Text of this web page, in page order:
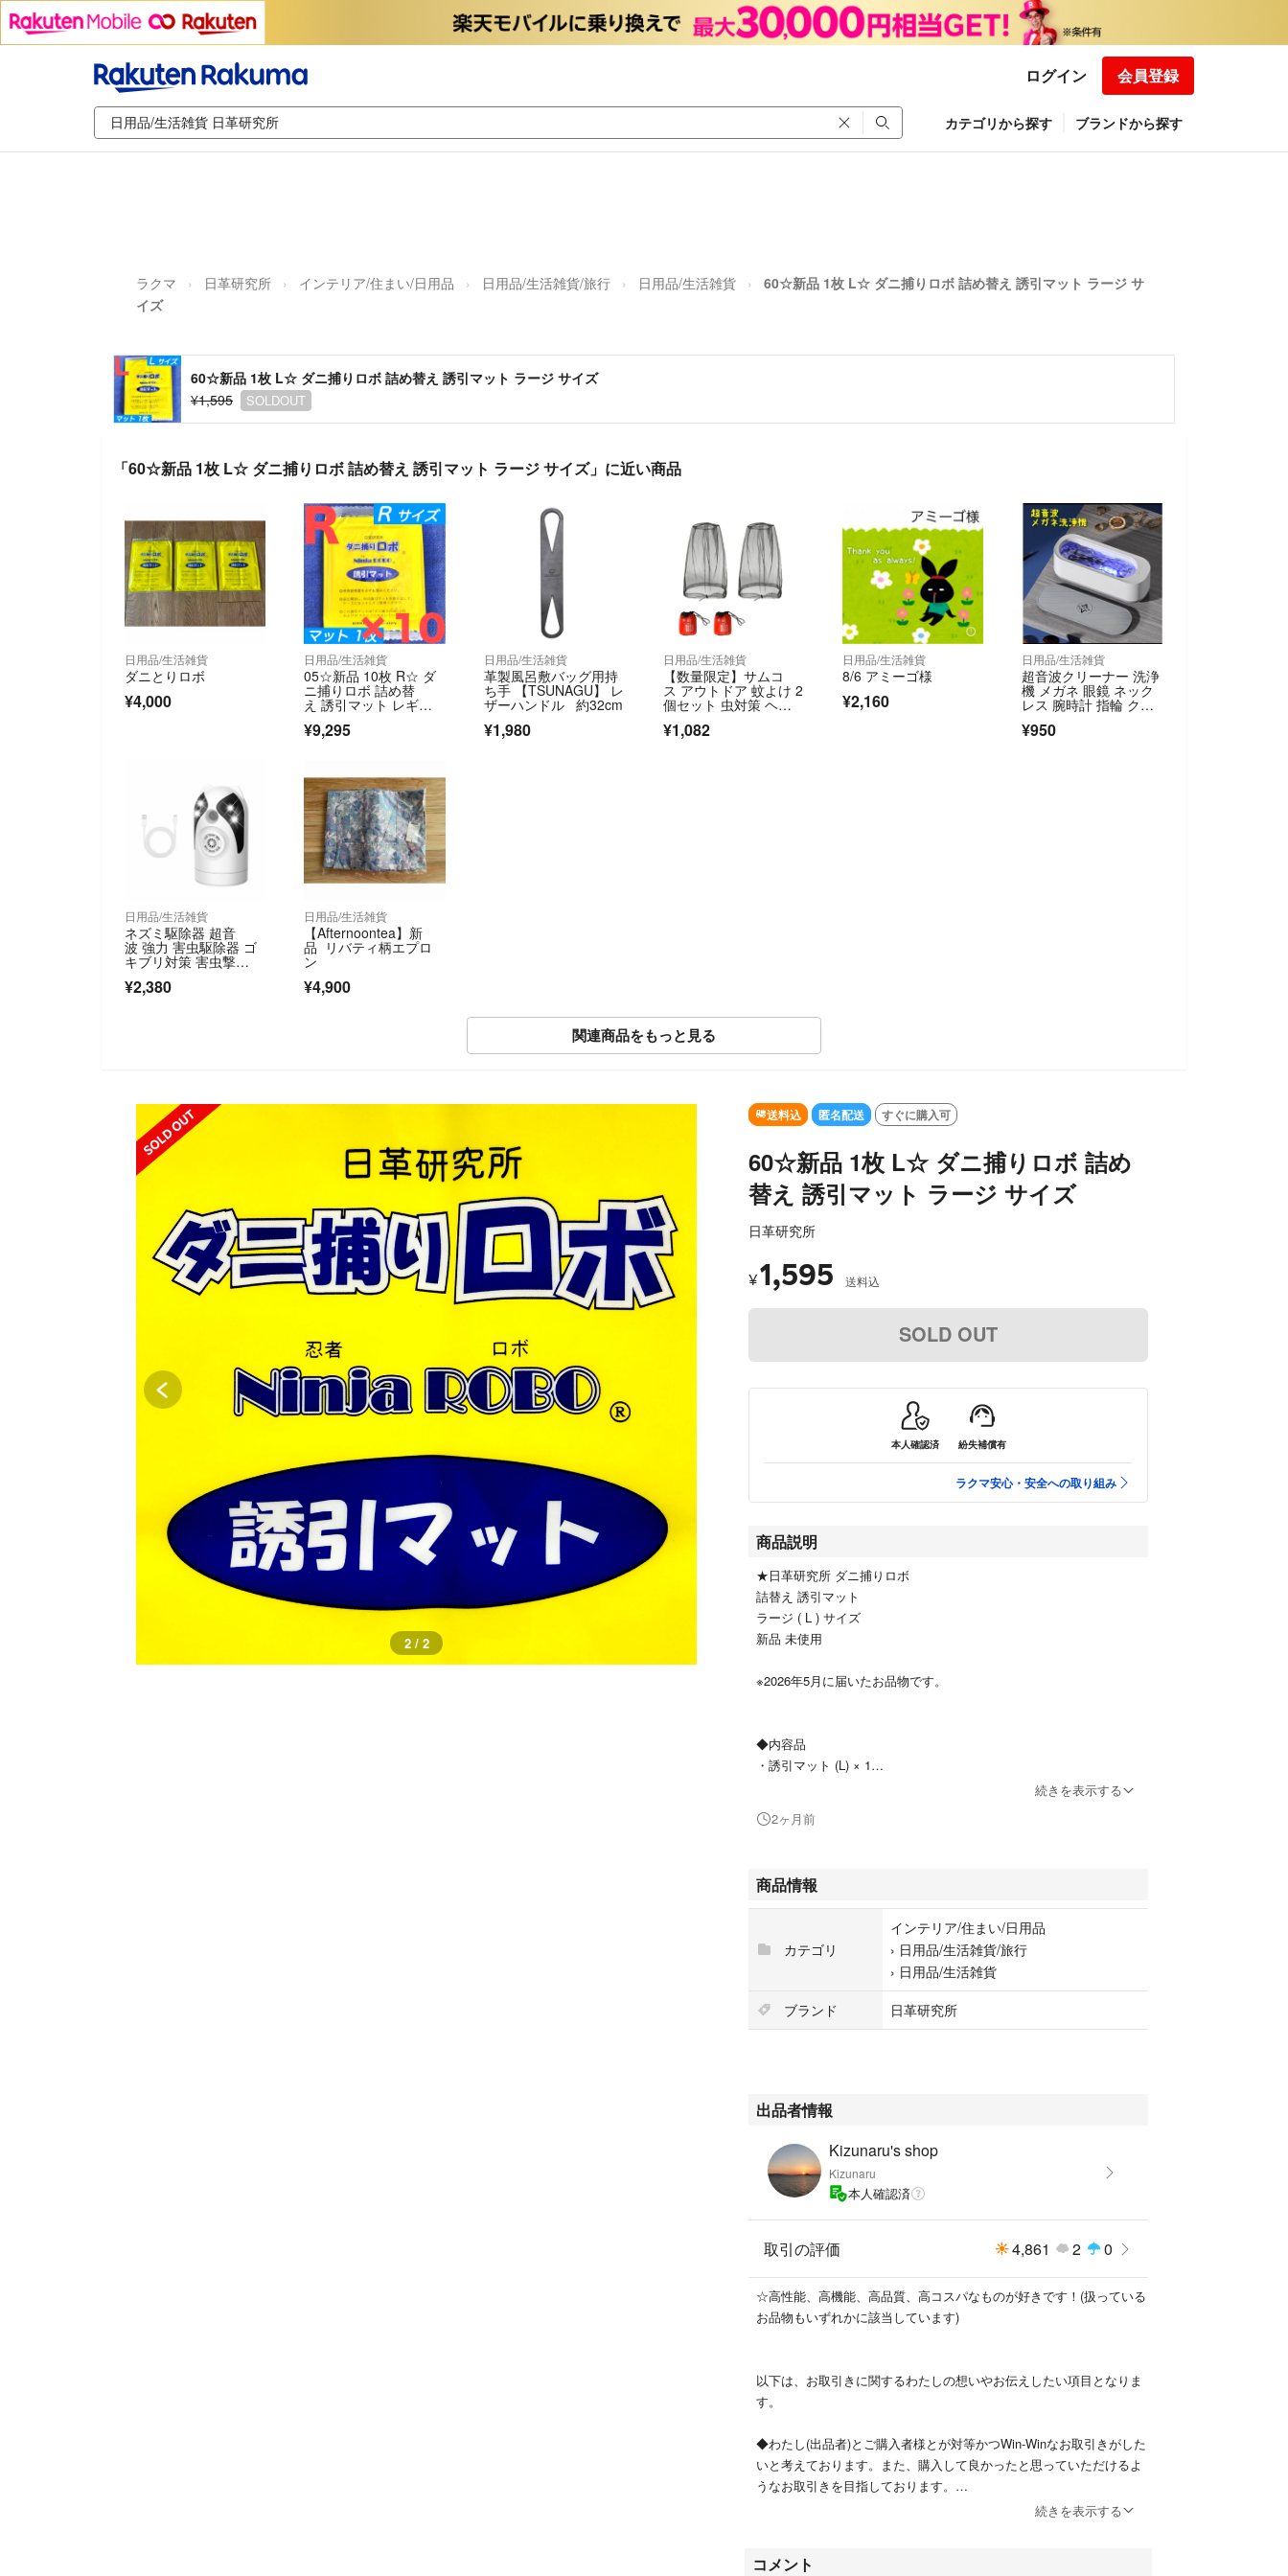
ログイン 会員登録
カテゴリから探す ブランドから探す
ラクマ 日革研究所 インテリア/住まい/日用品 日用品/生活雑貨/旅行 日用品/生活雑貨
60☆新品 1枚 L☆ ダニ捕りロボ 詰め替え 誘引マット ラージ サ
イズ
60☆新品 1枚 L☆ ダニ捕りロボ 詰め替え 誘引マット ラージ サイズ
¥1,595
SOLDOUT
「60☆新品 1枚 L☆ ダニ捕りロボ 詰め替え 誘引マット ラージ サイズ」に近い商品
日用品/生活雑貨
ダニとりロボ
¥4,000
日用品/生活雑貨
05☆新品 10枚 R☆ ダ
ニ捕りロボ 詰め替
え 誘引マット レギュ
ラー サイズ
¥9,295
日用品/生活雑貨
革製風呂敷バッグ用持
ち手 【TSUNAGU】 レ
ザーハンドル 約32cm
¥1,980
日用品/生活雑貨
【数量限定】サムコ
ス アウトドア 蚊よけ 2
個セット 虫対策 ヘッ
ドネット 虫除
¥1,082
日用品/生活雑貨
8/6 アミーゴ様
¥2,160
日用品/生活雑貨
超音波クリーナー 洗浄
機 メガネ 眼鏡 ネック
レス 腕時計 指輪 クリ
ーニング
¥950
日用品/生活雑貨
ネズミ駆除器 超音
波 強力 害虫駆除器 ゴ
キブリ対策 害虫撃
式 約100-350㎡有効範
¥2,380
日用品/生活雑貨
【Afternoontea】新
品 リバティ柄エプロ
ン
¥4,900
関連商品をもっと見る
SOLD OUT
1 / 2
送料込 匿名配送 すぐに購入可
60☆新品 1枚 L☆ ダニ捕りロボ 詰め
替え 誘引マット ラージ サイズ
日革研究所
¥1,595 送料込
SOLD OUT
本人確認済 紛失補償有
ラクマ安心・安全への取り組み
商品説明
★日革研究所 ダニ捕りロボ
詰替え 誘引マット
ラージ ( L ) サイズ
新品 未使用
※2026年5月に届いたお品物です。
◆内容品
・誘引マット (L) × 1
※ケースは付きません。
●誘引マット
・サイズ(L)：約16cm × 約13cm
・有効面積(L)：約2平方メートル
・効果期間：開封後→約3ヶ月
・簡易包装となります。
・匿名、追跡可のメール便で発送します。
※出品内容は変更・追加できますのでご相談ください。また、おまと
めの場合は送料分のお値引きは可能です。
● #KizunaruOrGsD より他の出品もご確認いただけます。
#ダニ捕りロボ
#ダニ取り
#ダニ対策
#防ダニ
#ダニ除去
#ダニシート
#ダニマット
#ダニ捕りマット
続きを表示する
2ヶ月前
商品情報
カテゴリ
インテリア/住まい/日用品
› 日用品/生活雑貨/旅行
› 日用品/生活雑貨
ブランド
日革研究所
出品者情報
Kizunaru's shop
Kizunaru
本人確認済
取引の評価 4,861 2 0
☆高性能、高機能、高品質、高コスパなものが好きです！(扱っている
お品物もいずれかに該当しています)
以下は、お取引きに関するわたしの想いやお伝えしたい項目となりま
す。
◆わたし(出品者)とご購入者様とが対等かつWin-Winなお取引きがした
いと考えております。また、購入して良かったと思っていただけるよ
うなお取引きを目指しております。
物を販売しております。
続きを表示する
コメント